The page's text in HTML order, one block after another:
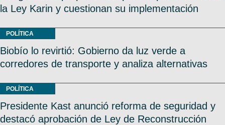
la Ley Karin y cuestionan su implementación
POLÍTICA
Biobío lo revirtió: Gobierno da luz verde a
corredores de transporte y analiza alternativas
POLÍTICA
Presidente Kast anunció reforma de seguridad y
destacó aprobación de Ley de Reconstrucción